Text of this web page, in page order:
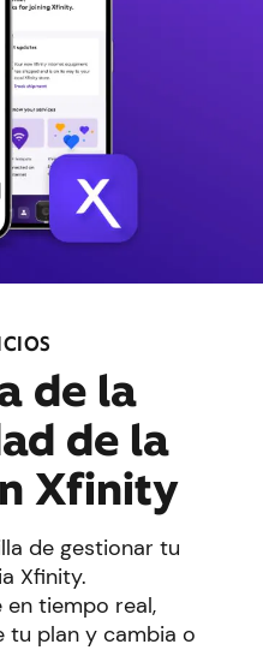
de la
de la
Xfinity
de gestionar tu
Xfinity.
tiempo real,
tu plan y cambia o